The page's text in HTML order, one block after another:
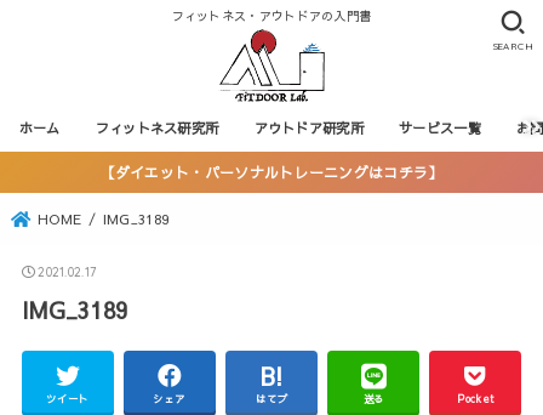
フィットネス・アウトドアの入門書
ホーム フィットネス研究所 アウトドア研究所 サービス一覧 お
SEARCH
【ダイエット・パーソナルトレーニングはコチラ】
HOME IMG_3189
2021.02.17
IMG_3189
ツイート シェア はてブ 送る Pocket